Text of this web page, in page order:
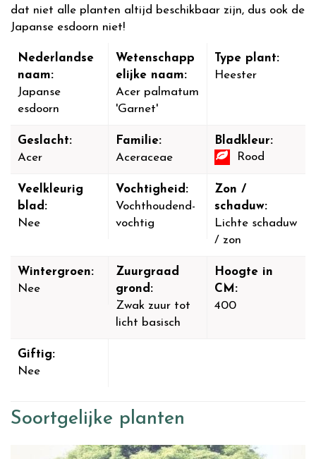
dat niet alle planten altijd beschikbaar zijn, dus ook de
Japanse esdoorn niet!
Nederlandse
naam:
Japanse
esdoorn
Wetenschapp
elijke naam:
Acer palmatum
'Garnet'
Type plant:
Heester
Geslacht:
Acer
Familie:
Aceraceae
Bladkleur:
Rood
Veelkleurig
blad:
Nee
Vochtigheid:
Vochthoudend-
vochtig
Zon /
schaduw:
Lichte schaduw
/ zon
Wintergroen:
Nee
Zuurgraad
grond:
Zwak zuur tot
licht basisch
Hoogte in
CM:
400
Giftig:
Nee
Soortgelijke planten